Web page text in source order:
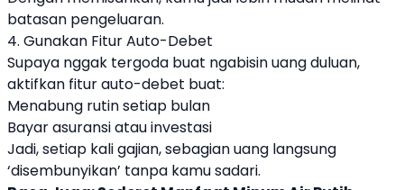
batasan pengeluaran.
4. Gunakan Fitur Auto-Debet
Supaya nggak tergoda buat ngabisin uang duluan,
aktifkan fitur auto-debet buat:
Menabung rutin setiap bulan
Bayar asuransi atau investasi
Jadi, setiap kali gajian, sebagian uang langsung
‘disembunyikan’ tanpa kamu sadari.